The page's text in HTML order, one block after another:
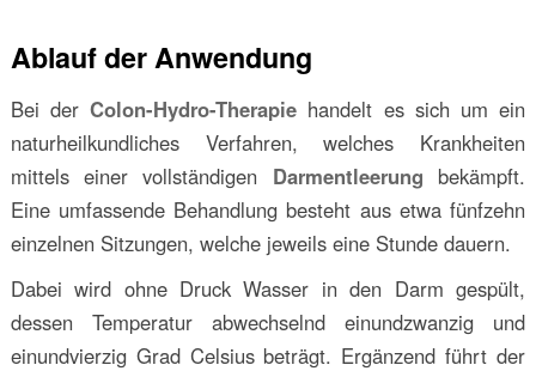
Ablauf der Anwendung
Bei derColon-Hydro-Therapie handelt es sich um ein
naturheilkundliches Verfahren, welches Krankheiten
mittels einer vollständigen Darmentleerung bekämpft.
Eine umfassende Behandlung besteht aus etwa fünfzehn
einzelnen Sitzungen, welche jeweils eine Stunde dauern.
Dabei wird ohne Druck Wasser in den Darm gespült,
dessen Temperatur abwechselnd einundzwanzig und
einundvierzig Grad Celsius beträgt. Ergänzend führt der